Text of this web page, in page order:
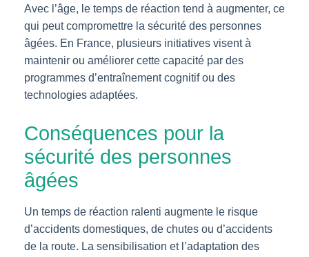
Avec l’âge, le temps de réaction tend à augmenter, ce
qui peut compromettre la sécurité des personnes
âgées. En France, plusieurs initiatives visent à
maintenir ou améliorer cette capacité par des
programmes d’entraînement cognitif ou des
technologies adaptées.
Conséquences pour la
sécurité des personnes
âgées
Un temps de réaction ralenti augmente le risque
d’accidents domestiques, de chutes ou d’accidents
de la route. La sensibilisation et l’adaptation des